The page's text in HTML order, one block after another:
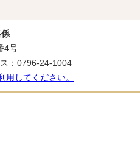
4号
：0796-24-1004
用してください。